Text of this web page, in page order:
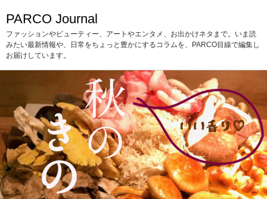
PARCO Journal
ファッションやビューティー、アートやエンタメ、お出かけネタまで。いま読
みたい最新情報や、日常をちょっと豊かにするコラムを、PARCO目線で編集し
お届けしています。